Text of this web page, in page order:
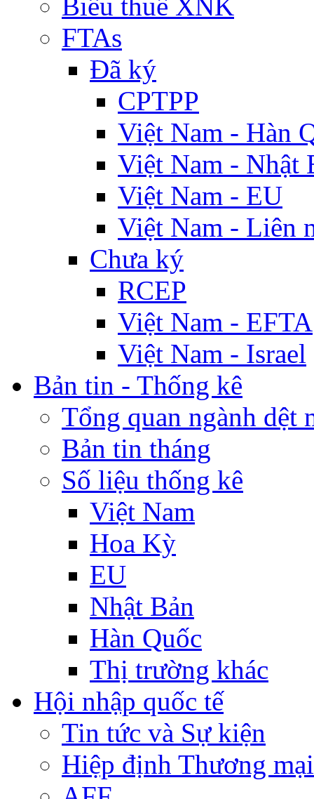
Biểu thuế XNK
FTAs
Đã ký
CPTPP
Việt Nam - Hàn
Việt Nam - Nhật
Việt Nam - EU
Việt Nam - Liên
Chưa ký
RCEP
Việt Nam - EFTA
Việt Nam - Israel
Bản tin - Thống kê
Tổng quan ngành dệt
Bản tin tháng
Số liệu thống kê
Việt Nam
Hoa Kỳ
EU
Nhật Bản
Hàn Quốc
Thị trường khác
Hội nhập quốc tế
Tin tức và Sự kiện
Hiệp định Thương